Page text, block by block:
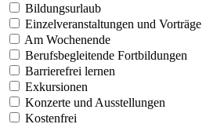
Bildungsurlaub
Einzelveranstaltungen und Vorträge
Am Wochenende
Berufsbegleitende Fortbildungen
Barrierefrei lernen
Exkursionen
Konzerte und Ausstellungen
Kostenfrei